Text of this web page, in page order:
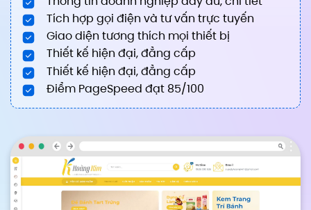
Tích hợp gọi điện và tư vấn trực tuyến
Giao diện tương thích mọi thiết bị
Thiết kế hiện đại, đẳng cấp
Thiết kế hiện đại, đẳng cấp
Điểm PageSpeed đạt 85/100